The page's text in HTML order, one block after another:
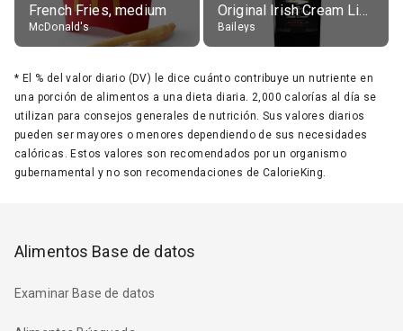
French Fries, medium
McDonald's
Original Irish Cream Liqueur (17% alc.)
Baileys
* El % del valor diario (DV) le dice cuánto contribuye un nutriente en
una porción de alimentos a una dieta diaria. 2,000 calorías al día se
utilizan para consejos generales de nutrición. Sus valores diarios
pueden ser mayores o menores dependiendo de sus necesidades
calóricas. Estos valores son recomendados por un organismo
gubernamental y no son recomendaciones de CalorieKing.
Alimentos Base de datos
Examinar Base de datos